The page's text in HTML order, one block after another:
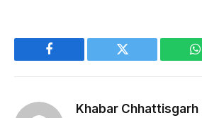
Facebook Twitter
Khabar Chhattisgarh